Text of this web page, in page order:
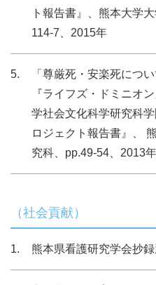
ト報告書』、熊本大学
114-7、2015年
「尊厳死・安楽死につ
『ライフズ・ドミニオ
学社会文化科学研究科
ロジェクト報告書』、
究科、pp.49-54、2013年
（社会貢献）
熊本県看護研究学会抄